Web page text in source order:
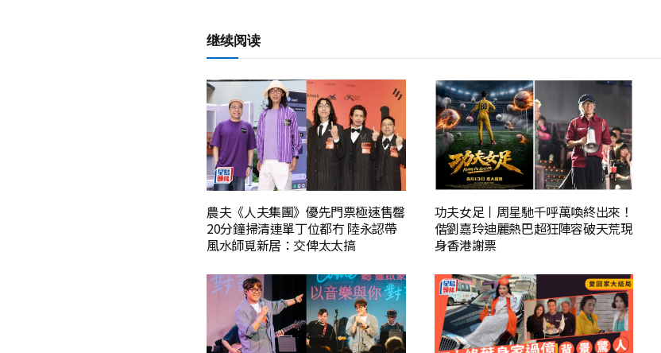
继续阅读
農夫《人夫集團》優先門票極速售罄
20分鐘掃清連單丁位都冇 陸永認帶
風水師覓新居：交俾太太搞
功夫女足丨周星馳千呼萬喚終出來！
偕劉嘉玲迪麗熱巴超狂陣容破天荒現
身香港謝票